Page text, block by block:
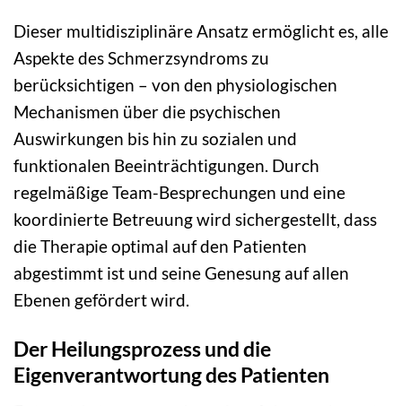
Dieser multidisziplinäre Ansatz ermöglicht es, alle
Aspekte des Schmerzsyndroms zu
berücksichtigen – von den physiologischen
Mechanismen über die psychischen
Auswirkungen bis hin zu sozialen und
funktionalen Beeinträchtigungen. Durch
regelmäßige Team-Besprechungen und eine
koordinierte Betreuung wird sichergestellt, dass
die Therapie optimal auf den Patienten
abgestimmt ist und seine Genesung auf allen
Ebenen gefördert wird.
Der Heilungsprozess und die
Eigenverantwortung des Patienten